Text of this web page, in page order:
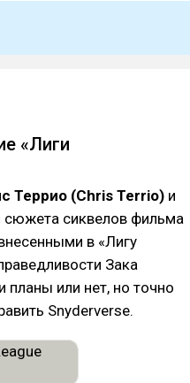
«Лиги
Террио (Chris Terrio) и
сюжета сиквелов фильма
в «Лигу
Зака
планы или нет, но точно
Snyderverse.